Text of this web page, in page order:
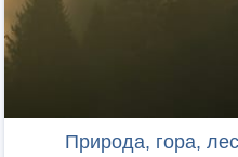
Природа, гора,